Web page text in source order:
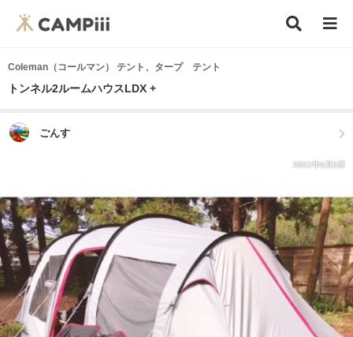
Coleman（コールマン） テント、タープ テント
トンネル2ルームハウスLDX +
ごんす
2021年4月3日